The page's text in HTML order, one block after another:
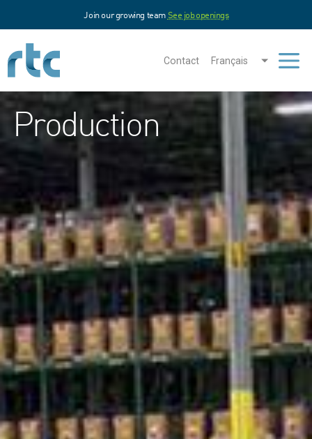
principal
Join our growing team See job openings
Contact Français
Production